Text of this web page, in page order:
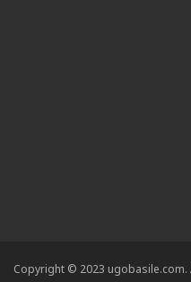
Copyright © 2023 ugobasile.com.